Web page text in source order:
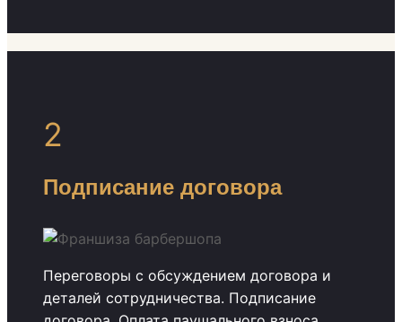
2
Подписание договора
Переговоры с обсуждением договора и
деталей сотрудничества. Подписание